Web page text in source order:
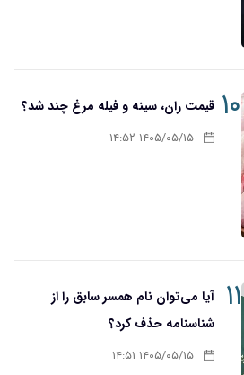
۱۰ قیمت ران، سینه و فیله مرغ چند شد؟
۱۴۰۵/۰۵/۱۵ ۱۴:۵۲
۱۱
آیا می‌توان نام همسر سابق را از
شناسنامه حذف کرد؟
۱۴۰۵/۰۵/۱۵ ۱۴:۵۱